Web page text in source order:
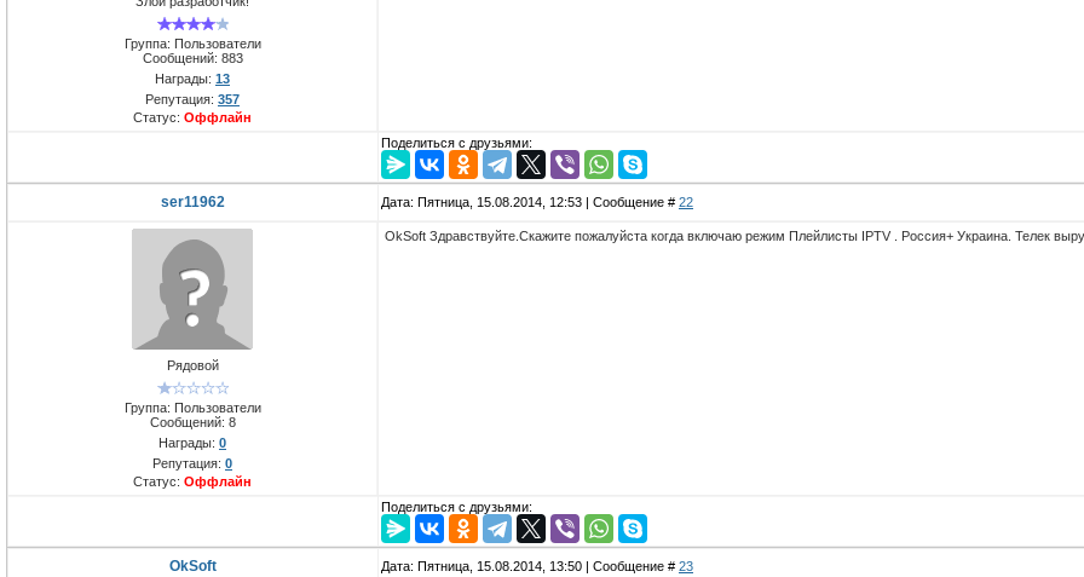
Группа: Пользователи
Сообщений: 883
Награды: 13
Репутация: 357
Статус: Оффлайн
Поделиться с друзьями:
ser11962 Дата: Пятница, 15.08.2014, 12:53 | Сообщение # 22
Рядовой
Группа: Пользователи
Сообщений: 8
Награды: 0
Репутация: 0
Статус: Оффлайн
OkSoft Здравствуйте.Скажите пожалуйста когда включаю режим Плейлисты IPTV . Россия+ Украина. Телек
Поделиться с друзьями:
OkSoft Дата: Пятница, 15.08.2014, 13:50 | Сообщение # 23